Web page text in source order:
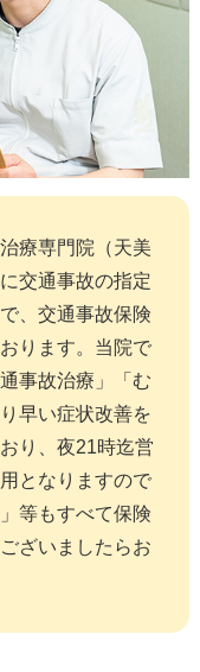
療専門院（天美
交通事故の指定
、交通事故保険
ります。当院で
事故治療」「む
早い症状改善を
り、夜21時迄営
となりますので
等もすべて保険
ざいましたらお